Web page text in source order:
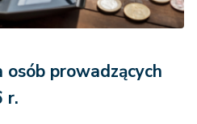
prowadzących
r.